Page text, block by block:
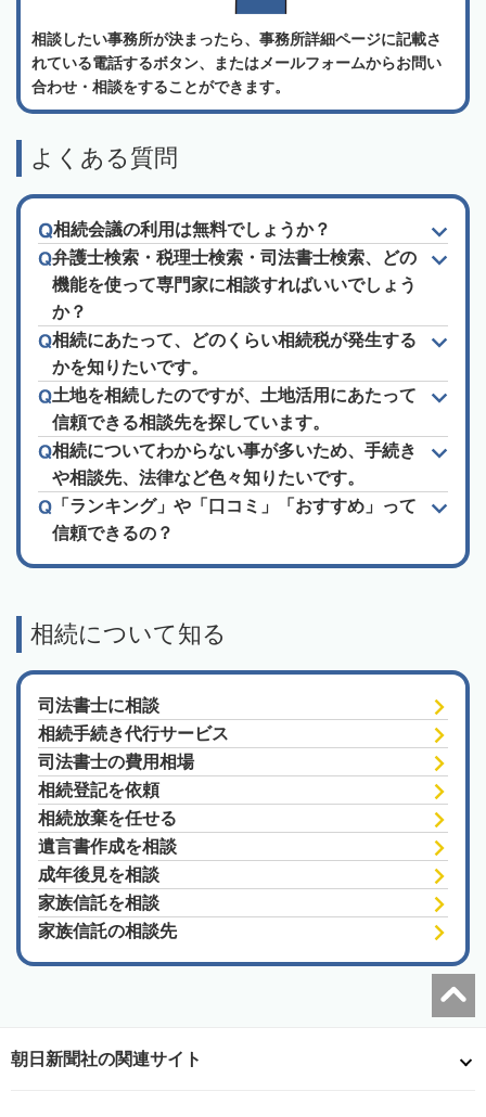
相談したい事務所が決まったら、事務所詳細ページに記載さ
れている電話するボタン、またはメールフォームからお問い
合わせ・相談をすることができます。
よくある質問
相続会議の利用は無料でしょうか？
弁護士検索・税理士検索・司法書士検索、どの
機能を使って専門家に相談すればいいでしょう
か？
相続にあたって、どのくらい相続税が発生する
かを知りたいです。
土地を相続したのですが、土地活用にあたって
信頼できる相談先を探しています。
相続についてわからない事が多いため、手続き
や相談先、法律など色々知りたいです。
「ランキング」や「口コミ」「おすすめ」って
信頼できるの？
相続について知る
司法書士に相談
相続手続き代行サービス
司法書士の費用相場
相続登記を依頼
相続放棄を任せる
遺言書作成を相談
成年後見を相談
家族信託を相談
家族信託の相談先
朝日新聞社の関連サイト